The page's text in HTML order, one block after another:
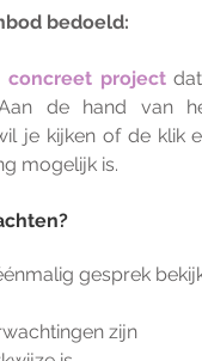
bedoeld:
concreet projectdat
Aan de hand van
je kijken of de klik
mogelijk is.
gesprek
zijn